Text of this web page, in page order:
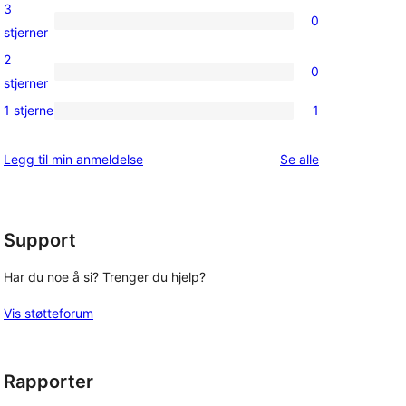
4-
star
0
3-
star
3
stjerner
0
0
2-
reviews
2
stjerner
0
1
star
1 stjerne 1
Legg til min anmeldelse Se alleomtalene
Support
Har du noe å si? Trenger du hjelp?
Vis støtteforum
Rapporter